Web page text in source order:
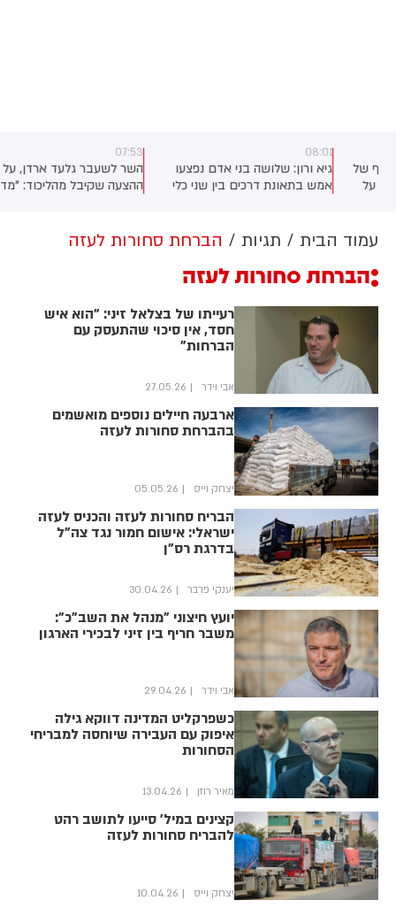
גיא ורון: שלושה בני אדם נפצעו
אמש בתאונת דרכים בין שני כלי
קשה וסובל מחבלה רב-מערכתית,
שנתיים נפצע קל. השלושה פונו
למרכז הרפואי צפון (פוריה)
השר לשעבר גלעד ארדן, על
ההצעה שקיבל מהליכוד: "מדובר
עימי שיחה והבהרתי שזה לא על
עמוד הבית תגיות הברחת סחורות לעזה
הברחת סחורות לעזה
רעייתו של בצלאל זיני: "הוא איש
חסד, אין סיכוי שהתעסק עם
הברחות"
אבי וידר 27.05.26
ארבעה חיילים נוספים מואשמים
בהברחת סחורות לעזה
יצחק וייס 05.05.26
הבריח סחורות לעזה והכניס לעזה
ישראלי: אישום חמור נגד צה"ל
בדרגת רס"ן
יענקי פרבר 30.04.26
יועץ חיצוני "מנהל את השב"כ":
משבר חריף בין זיני לבכירי הארגון
אבי וידר 29.04.26
כשפרקליט המדינה דווקא גילה
איפוק עם העבירה שיוחסה למבריחי
הסחורות
מאיר רוזן 13.04.26
קצינים במיל' סייעו לתושב רהט
להבריח סחורות לעזה
יצחק וייס 10.04.26